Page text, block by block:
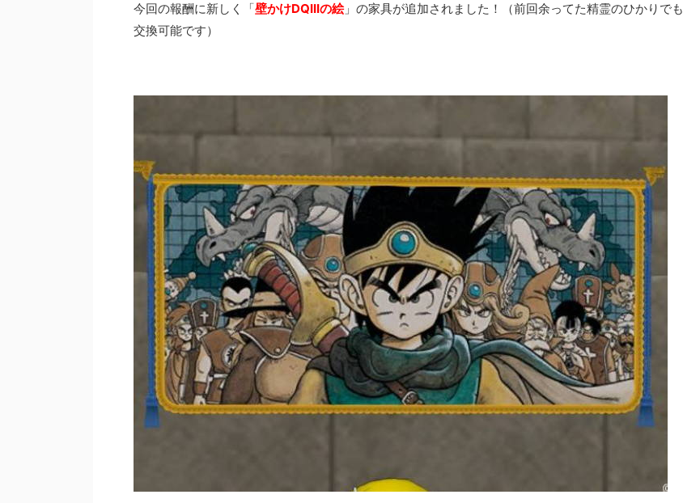
今回の報酬に新しく「壁かけDQIIIの絵」の家具が追加されました！（前回余ってた精霊のひかりでも
交換可能です）